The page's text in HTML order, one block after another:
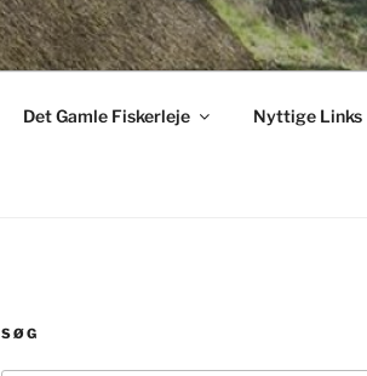
Det Gamle Fiskerleje Nyttige Links
SØG